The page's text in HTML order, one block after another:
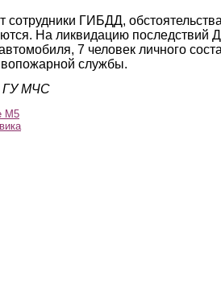
ГИБДД,
На ликвидацию последствий
7 человек личного
службы.
ГУ МЧС
М5